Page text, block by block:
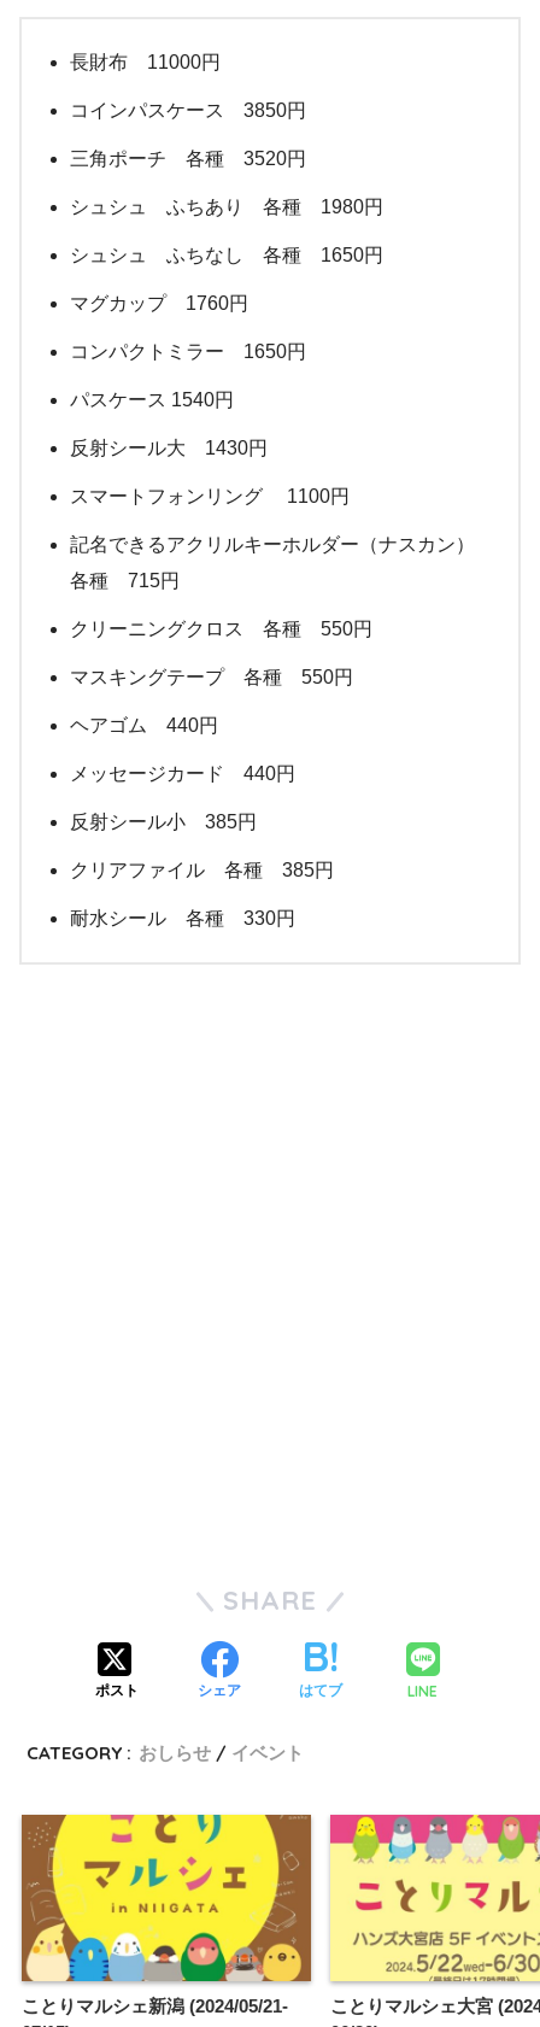
長財布 11000円
コインパスケース 3850円
三角ポーチ 各種 3520円
シュシュ ふちあり 各種 1980円
シュシュ ふちなし 各種 1650円
マグカップ 1760円
コンパクトミラー 1650円
パスケース 1540円
反射シール大 1430円
スマートフォンリング 1100円
記名できるアクリルキーホルダー（ナスカン）
各種 715円
クリーニングクロス 各種 550円
マスキングテープ 各種 550円
ヘアゴム 440円
メッセージカード 440円
反射シール小 385円
クリアファイル 各種 385円
耐水シール 各種 330円
SHARE
ポスト シェア はてブ LINE
CATEGORY : おしらせ イベント
ことりマルシェ新潟 (2024/05/21-
ことりマルシェ大宮